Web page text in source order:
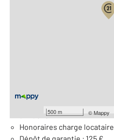
500 m ©Mappy
Loyer de base : 125 € par
annuelle
Honoraires charge locataire